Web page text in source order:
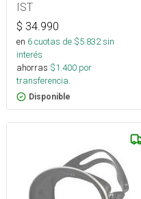
IST
$ 34.990
en 6cuotas de $5.832sin
interés
ahorras $1.400 por
transferencia.
Disponible